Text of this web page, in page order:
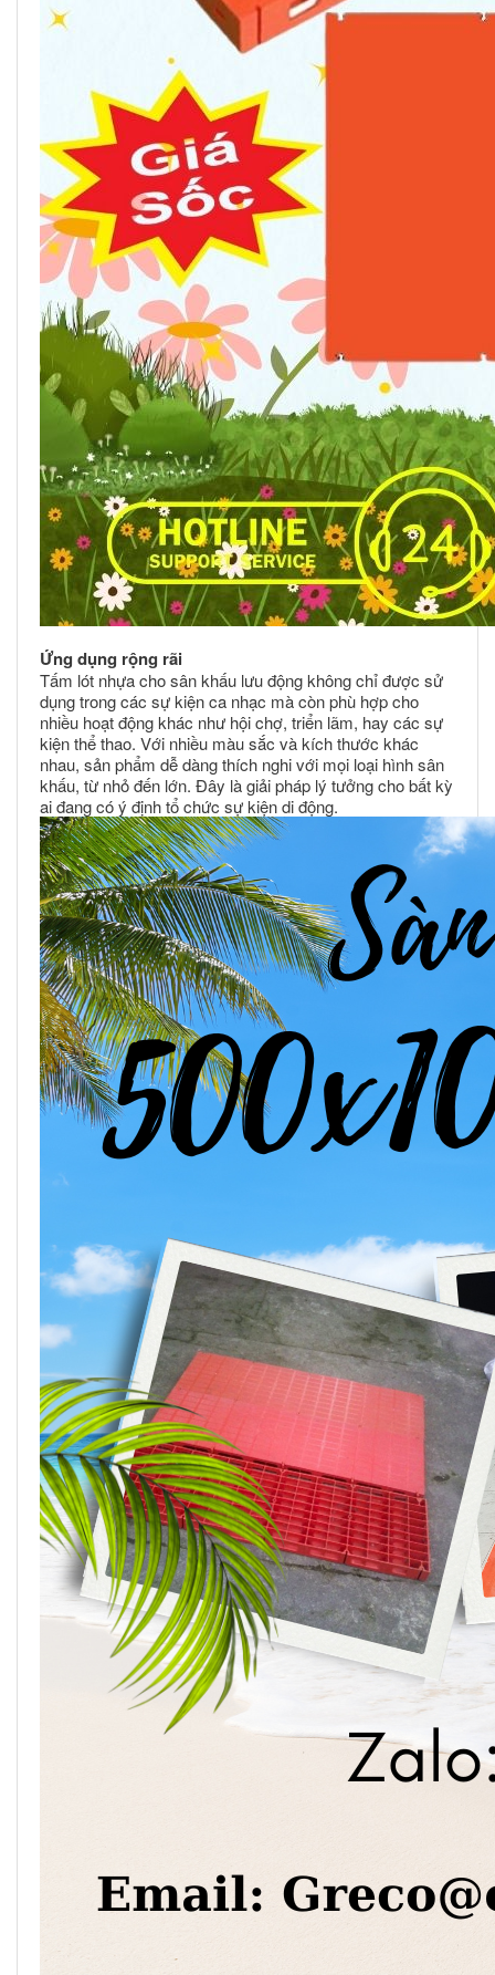
Ứng dụng rộng rãi
Tấm lót nhựa cho sân khấu lưu động không chỉ được sử
dụng trong các sự kiện ca nhạc mà còn phù hợp cho
nhiều hoạt động khác như hội chợ, triển lãm, hay các sự
kiện thể thao. Với nhiều màu sắc và kích thước khác
nhau, sản phẩm dễ dàng thích nghi với mọi loại hình sân
khấu, từ nhỏ đến lớn. Đây là giải pháp lý tưởng cho bất kỳ
ai đang có ý định tổ chức sự kiện di động.